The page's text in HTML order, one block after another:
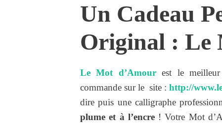
Un Cadeau
Original : Le
Le Mot d’Amourest le
commande sur le site : http://
dire puis une calligraphe
plume et à l’encre! Votre Mot